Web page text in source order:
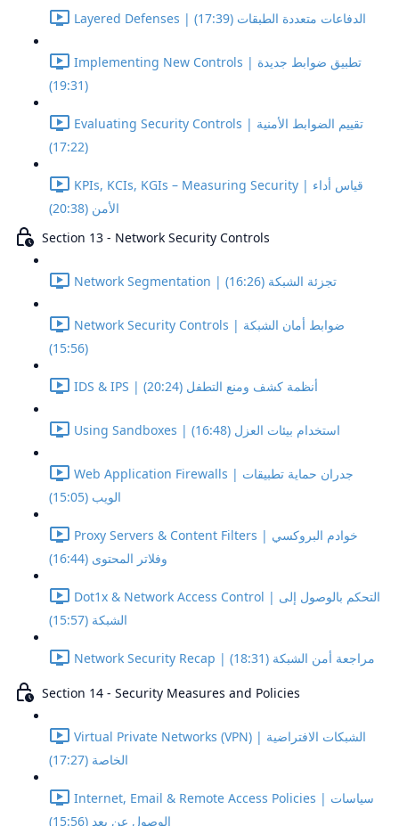
Layered Defenses | الدفاعات متعددة الطبقات (17:39)
Implementing New Controls | تطبيق ضوابط جديدة
(19:31)
Evaluating Security Controls | تقييم الضوابط الأمنية
(17:22)
KPIs, KCIs, KGIs – Measuring Security | قياس أداء
الأمن (20:38)
Section 13 - Network Security Controls
Network Segmentation | تجزئة الشبكة (16:26)
Network Security Controls | ضوابط أمان الشبكة
(15:56)
IDS & IPS | أنظمة كشف ومنع التطفل (20:24)
Using Sandboxes | استخدام بيئات العزل (16:48)
Web Application Firewalls | جدران حماية تطبيقات
الويب (15:05)
Proxy Servers & Content Filters | خوادم البروكسي
وفلاتر المحتوى (16:44)
Dot1x & Network Access Control | التحكم بالوصول إلى
الشبكة (15:57)
Network Security Recap | مراجعة أمن الشبكة (18:31)
Section 14 - Security Measures and Policies
Virtual Private Networks (VPN) | الشبكات الافتراضية
الخاصة (17:27)
Internet, Email & Remote Access Policies | سياسات
الوصول عن بعد (15:56)